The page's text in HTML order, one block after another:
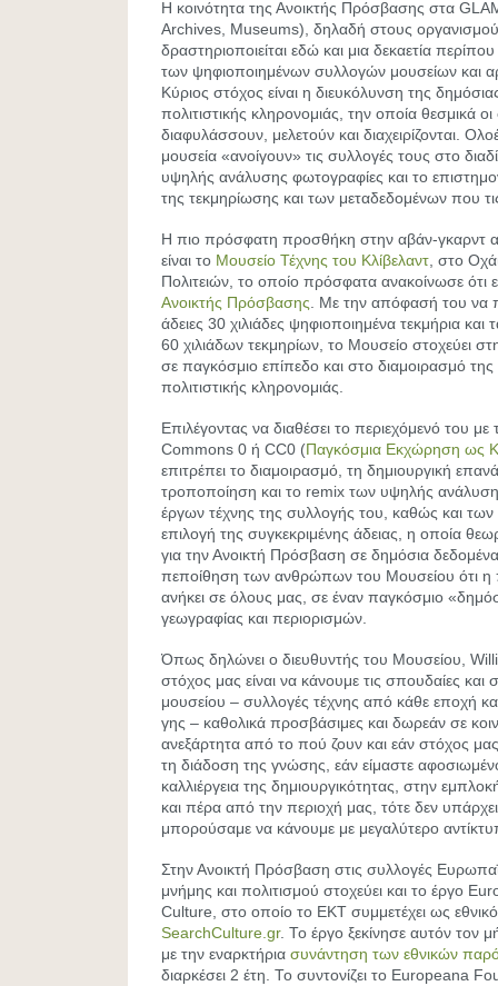
Η κοινότητα της Ανοικτής Πρόσβασης στα
Archives, Museums), δηλαδή στους
δραστηριοποιείται εδώ και μια δεκαετία
των ψηφιοποιημένων συλλογών μουσείων και
Κύριος στόχος είναι η διευκόλυνση της
πολιτιστικής κληρονομιάς, την οποία θεσμικά
διαφυλάσσουν, μελετούν και διαχειρίζονται.
μουσεία «ανοίγουν» τις συλλογές τους στο
υψηλής ανάλυσης φωτογραφίες και το
της τεκμηρίωσης και των μεταδεδομένων που
Η πιο πρόσφατη προσθήκη στην αβάν-γκαρντ
είναι το Μουσείο Τέχνης του Κλίβελαντ, στο
Πολιτειών, το οποίο πρόσφατα ανακοίνωσε ότι
Ανοικτής Πρόσβασης. Με την απόφασή του να
άδειες 30 χιλιάδες ψηφιοποιημένα τεκμήρια
60 χιλιάδων τεκμηρίων, το Μουσείο στοχεύει
σε παγκόσμιο επίπεδο και στο διαμοιρασμό
πολιτιστικής κληρονομιάς.
Επιλέγοντας να διαθέσει το περιεχόμενό του
Commons 0 ή CC0 (Παγκόσμια Εκχώρηση ως
επιτρέπει το διαμοιρασμό, τη δημιουργική
τροποποίηση και το remix των υψηλής
έργων τέχνης της συλλογής του, καθώς και
επιλογή της συγκεκριμένης άδειας, η οποία
για την Ανοικτή Πρόσβαση σε δημόσια
πεποίθηση των ανθρώπων του Μουσείου ότι η
ανήκει σε όλους μας, σε έναν παγκόσμιο
γεωγραφίας και περιορισμών.
Όπως δηλώνει ο διευθυντής του Μουσείου,
στόχος μας είναι να κάνουμε τις σπουδαίες και
μουσείου – συλλογές τέχνης από κάθε εποχή
γης – καθολικά προσβάσιμες και δωρεάν σε
ανεξάρτητα από το πού ζουν και εάν στόχος μας
τη διάδοση της γνώσης, εάν είμαστε
καλλιέργεια της δημιουργικότητας, στην
και πέρα από την περιοχή μας, τότε δεν
μπορούσαμε να κάνουμε με μεγαλύτερο
Στην Ανοικτή Πρόσβαση στις συλλογές
μνήμης και πολιτισμού στοχεύει και το έργο
Culture, στο οποίο το ΕΚΤ συμμετέχει ως
SearchCulture.gr. Το έργο ξεκίνησε αυτόν τον
με την εναρκτήρια συνάντηση των εθνικών
διαρκέσει 2 έτη. Το συντονίζει το Europeana